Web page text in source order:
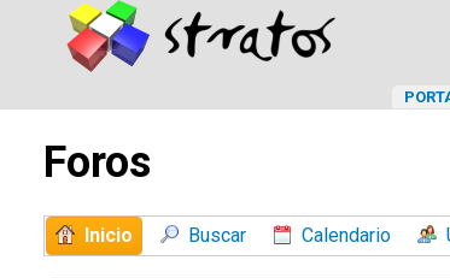
Foros
Inicio Buscar Calendario